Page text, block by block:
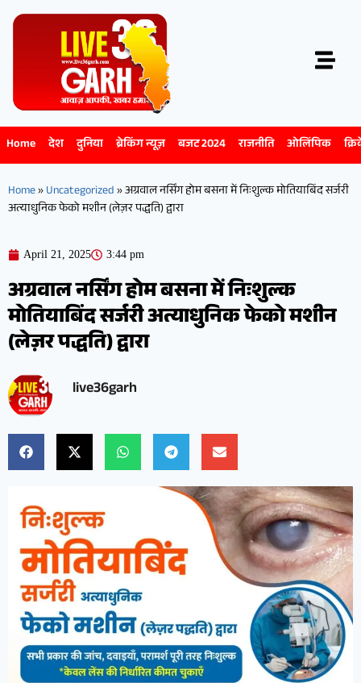
Home देश दुनिया ब्रेकिंग न्यूज़ बजट 2024 राजनीति ओलिंपिक
Home»Uncategorized»अग्रवाल नर्सिंग होम बसना में निःशुल्क मोतियाबिंद सर्जरी
अत्याधुनिक फेको मशीन (लेज़र पद्धति) द्वारा
April 21, 2025 3:44 pm
अग्रवाल नर्सिंग होम बसना में निःशुल्क
मोतियाबिंद सर्जरी अत्याधुनिक फेको मशीन
(लेज़र पद्धति) द्वारा
live36garh